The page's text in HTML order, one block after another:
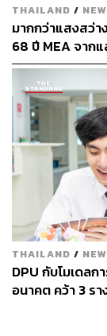
นอกจากเวทีสัมม
Curator
‘Sustainable
ยั่งยืน’โดย
ระดับโลกจาก
Intelligence
Sustainable
ระดับทักษะการ
ยั่งยืน
“การเล่าเรื่องอย่า
มุ่งมั่นต่อความยั่
บันดาลใจให้นักเ
ความยั่งยืนผ่านทุ
ความเชื่อมโยง
Burgh กล่าว
THAILAND /
มากกว่าแสงสว่
68 ปี MEA จาก
เมือง ผ่าน MEA
THAILAND /
DPU กับโมเดล
อนาคต คว้า 3 ร